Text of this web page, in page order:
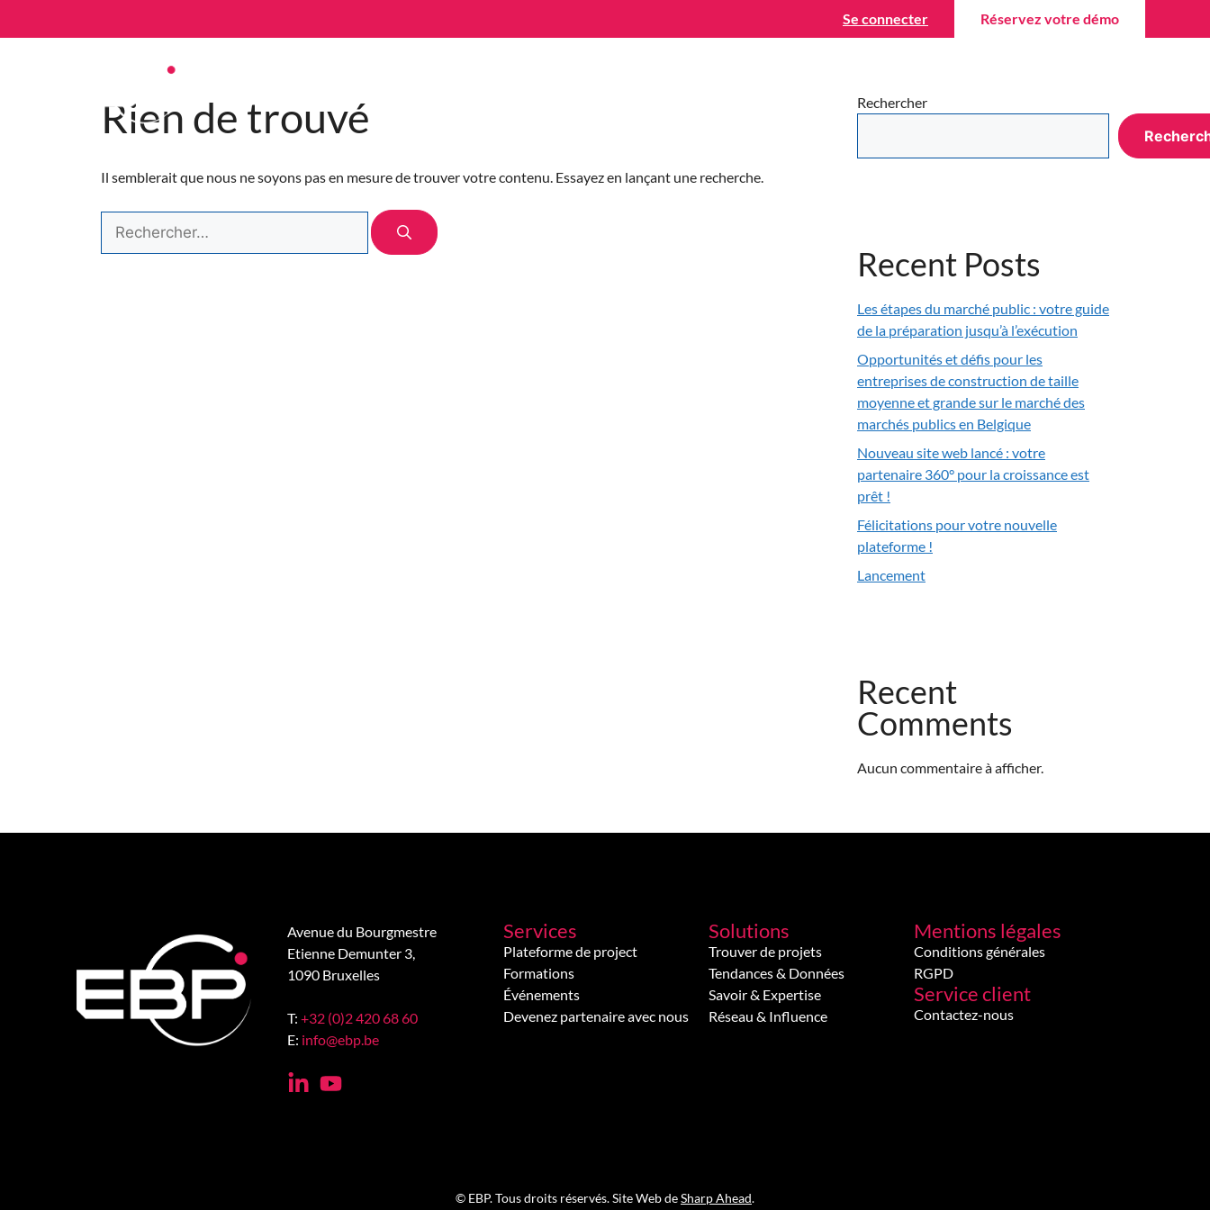
Se connecter Réservez votre démo
Rien de trouvé
Il semblerait que nous ne soyons pas en mesure de trouver votre contenu. Essayez en lançant une recherche.
Rechercher
Recent Posts
Les étapes du marché public : votre guide
de la préparation jusqu’à l’exécution
Opportunités et défis pour les
entreprises de construction de taille
moyenne et grande sur le marché des
marchés publics en Belgique
Nouveau site web lancé : votre
partenaire 360° pour la croissance est
prêt !
Félicitations pour votre nouvelle
plateforme !
Lancement
Recent
Comments
Aucun commentaire à afficher.
Avenue du Bourgmestre
Etienne Demunter 3,
1090 Bruxelles
T: +32 (0)2 420 68 60
E: info@ebp.be
Services
Plateforme de project
Formations
Événements
Devenez partenaire avec nous
Solutions
Trouver de projets
Tendances & Données
Savoir & Expertise
Réseau & Influence
Mentions légales
Conditions générales
RGPD
Service client
Contactez-nous
© EBP. Tous droits réservés. Site Web deSharp Ahead.